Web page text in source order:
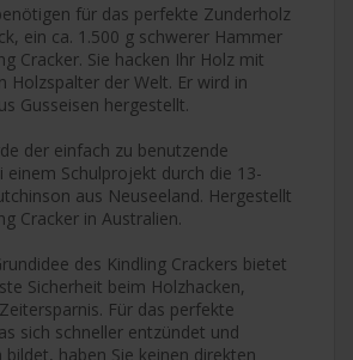
für das perfekte Zunderholz
ein ca. 1.500 g schwerer Hammer
Cracker. Sie hacken Ihr Holz mit
Holzspalter der Welt. Er wird in
Gusseisen hergestellt.
der einfach zu benutzende
einem Schulprojekt durch die 13-
aus Neuseeland. Hergestellt
Cracker in Australien.
des Kindling Crackers bietet
Sicherheit beim Holzhacken,
Für das perfekte
sich schneller entzündet und
bildet, haben Sie keinen direkten